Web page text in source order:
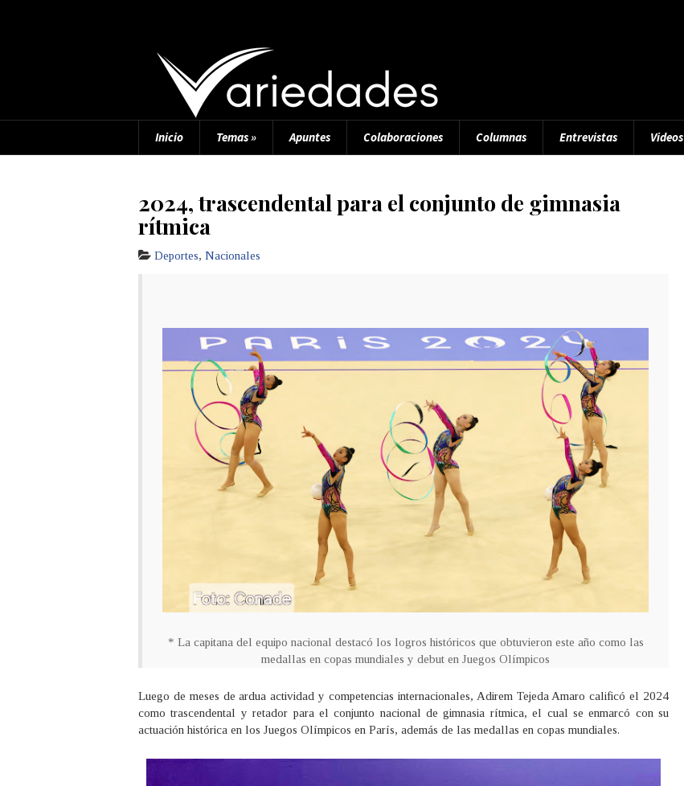
Inicio Temas» Apuntes Colaboraciones Columnas Entrevistas Videos
2024, trascendental para el conjunto de gimnasia
rítmica
Deportes, Nacionales
* La capitana del equipo nacional destacó los logros históricos que obtuvieron este año como las
medallas en copas mundiales y debut en Juegos Olímpicos
Luego de meses de ardua actividad y competencias internacionales, Adirem Tejeda Amaro calificó el 2024
como trascendental y retador para el conjunto nacional de gimnasia rítmica, el cual se enmarcó con su
actuación histórica en los Juegos Olímpicos en París, además de las medallas en copas mundiales.